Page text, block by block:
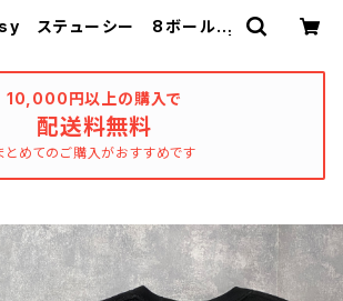
ステューシー 8ボール
10,000円以上の購入で
配送料無料
とめてのご購入がおすすめです